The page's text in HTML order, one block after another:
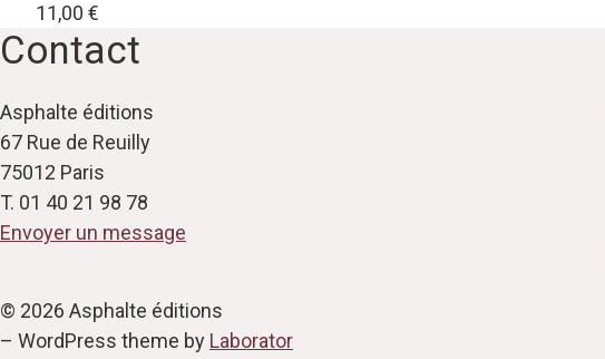
11,00 €
Contact
Asphalte éditions
67 Rue de Reuilly
75012 Paris
T. 01 40 21 98 78
Envoyer un message
© 2026 Asphalte éditions
– WordPress theme by Laborator